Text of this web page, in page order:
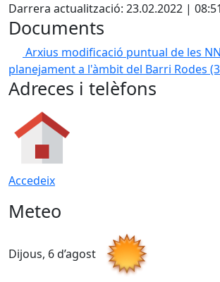
Darrera actualització: 23.02.2022 | 08:51
Documents
Arxius modificació puntual de les
planejament a l'àmbit del Barri Rodes
Adreces i telèfons
Accedeix
Meteo
Dijous, 6 d’agost